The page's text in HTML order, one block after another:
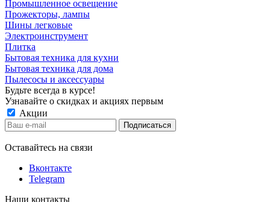
Промышленное освещение
Прожекторы, лампы
Шины легковые
Электроинструмент
Плитка
Бытовая техника для кухни
Бытовая техника для дома
Пылесосы и аксессуары
Будьте всегда в курсе!
Узнавайте о скидках и акциях первым
Акции
Оставайтесь на связи
Вконтакте
Telegram
Наши контакты